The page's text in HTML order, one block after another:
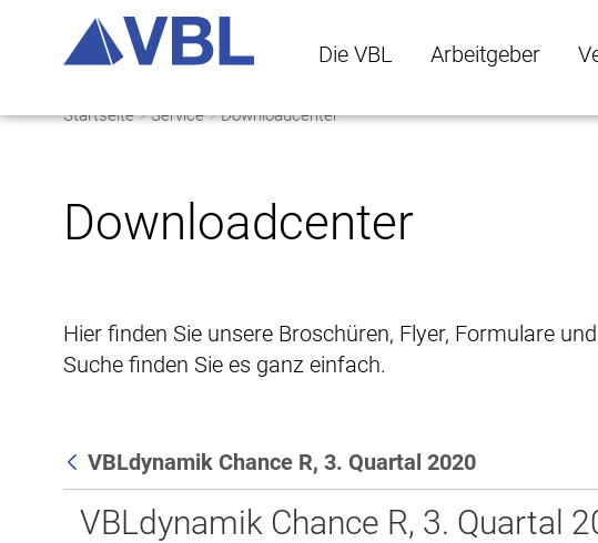
Die VBL Arbeitgeber
Startseite Service Downloadcenter
Downloadcenter
Hier finden Sie unsere Broschüren, Flyer, Formulare
Suche finden Sie es ganz einfach.
Zurück
VBLdynamik Chance R, 3. Quartal 2020
VBLdynamik Chance R, 3. Quartal